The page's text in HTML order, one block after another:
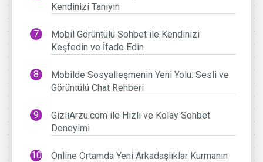
Kendinizi Tanıyın
Mobil Görüntülü Sohbet ile Kendinizi
Keşfedin ve İfade Edin
Mobilde Sosyalleşmenin Yeni Yolu: Sesli ve
Görüntülü Chat Rehberi
GizliArzu.com ile Hızlı ve Kolay Sohbet
Deneyimi
Online Ortamda Yeni Arkadaşlıklar Kurmanın